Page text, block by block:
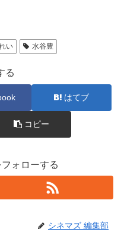
い 水谷豊
る
はてブ
コピー
ォローする
シネマズ 編集部